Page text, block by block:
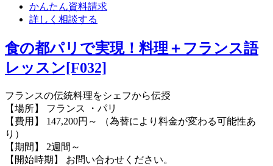
かんたん資料請求
詳しく 相談する
食の都パリで実現！料理＋フランス語
レッスン[F032]
フランスの伝統料理をシェフから伝授
【場所】 フランス ・パリ
【費用】 147,200円～ （為替により料金が変わる可能性あ
り）
【期間】 2週間～
【開始時期】 お問い合わせください。